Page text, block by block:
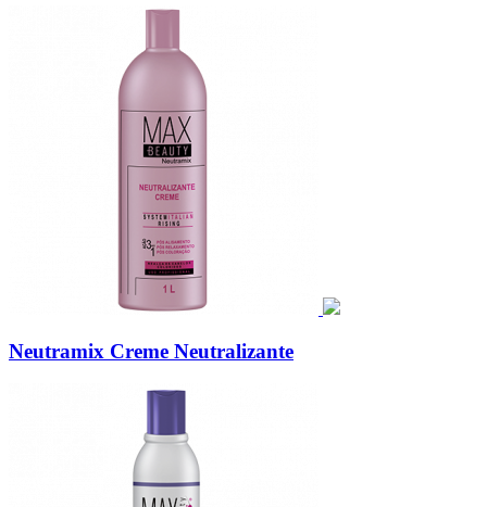
Neutramix Creme Neutralizante